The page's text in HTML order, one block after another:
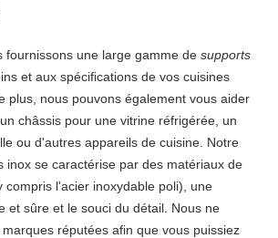
fournissons une large gamme de supports
et aux spécifications de vos cuisines
plus, nous pouvons également vous aider
châssis pour une vitrine réfrigérée, un
ou d'autres appareils de cuisine. Notre
inox se caractérise par des matériaux de
compris l'acier inoxydable poli), une
et sûre et le souci du détail. Nous ne
réputées afin que vous puissiez